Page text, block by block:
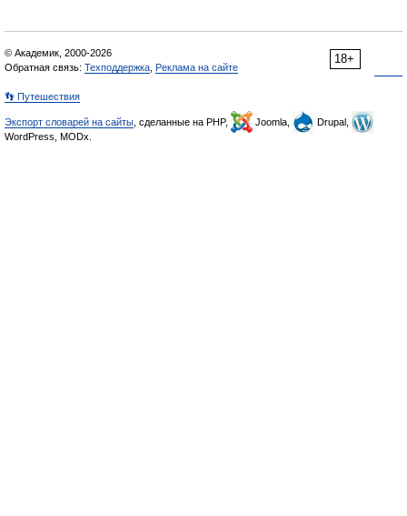
18+
© Академик, 2000-2026
Обратная связь: Техподдержка Реклама на сайте
👣 Путешествия
Экспорт словарей на сайты , сделанные на PHP, Joomla,
Drupal,
WordPress, MODx.